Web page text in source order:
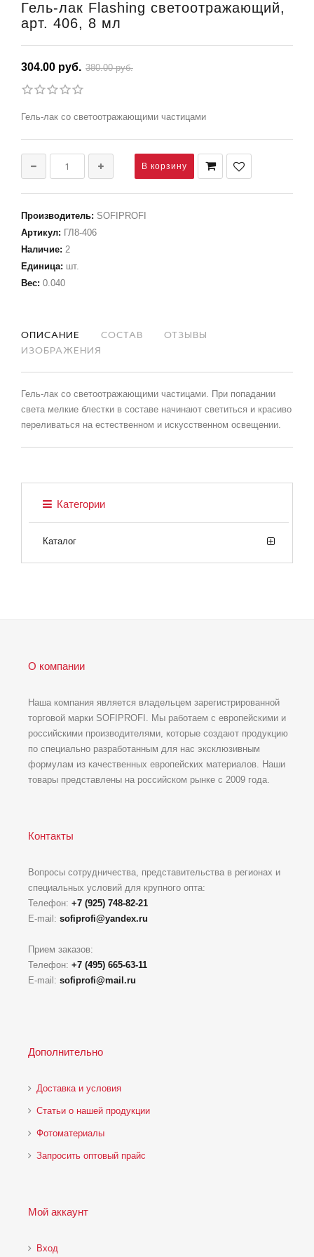
Гель-лак Flashing светоотражающий,
арт. 406, 8 мл
304.00 руб. 380.00 руб.
Гель-лак со светоотражающими частицами
Производитель: SOFIPROFI
Артикул: ГЛ8-406
Наличие: 2
Единица: шт.
Вес: 0.040
ОПИСАНИЕ СОСТАВ
ОТЗЫВЫ
ИЗОБРАЖЕНИЯ
Гель-лак со светоотражающими частицами. При попадании
света мелкие блестки в составе начинают светиться и красиво
переливаться на естественном и искусственном освещении.
Категории
Каталог
О компании
Наша компания является владельцем зарегистрированной
торговой марки SOFIPROFI. Мы работаем с европейскими и
российскими производителями, которые создают продукцию
по специально разработанным для нас эксклюзивным
формулам из качественных европейских материалов. Наши
товары представлены на российском рынке с 2009 года.
Контакты
Вопросы сотрудничества, представительства в регионах и
специальных условий для крупного опта:
Телефон: +7 (925) 748-82-21
E-mail: sofiprofi@yandex.ru
Прием заказов:
Телефон: +7 (495) 665-63-11
E-mail: sofiprofi@mail.ru
Дополнительно
Доставка и условия
Статьи о нашей продукции
Фотоматериалы
Запросить оптовый прайс
Мой аккаунт
Вход